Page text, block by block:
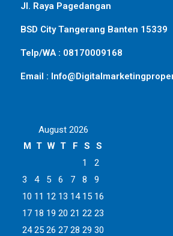
Jl. Raya Pagedangan
BSD City Tangerang Banten 15339
Telp/WA : 08170009168
Email :
August 2026
M T W T F S
S
1
2
3
4 5 6 7 8
9
10 11 12 13 14 15 16
17 18 19 20 21 22 23
24 25 26 27 28 29 30